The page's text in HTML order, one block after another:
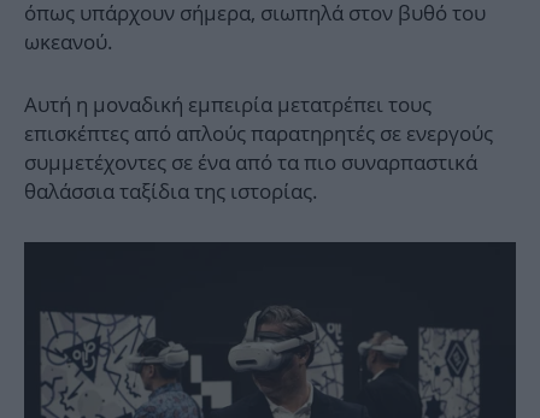
όπως υπάρχουν σήμερα, σιωπηλά στον βυθό του
ωκεανού.
Αυτή η μοναδική εμπειρία μετατρέπει τους
επισκέπτες από απλούς παρατηρητές σε ενεργούς
συμμετέχοντες σε ένα από τα πιο συναρπαστικά
θαλάσσια ταξίδια της ιστορίας.